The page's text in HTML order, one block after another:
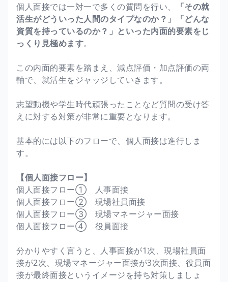
個人面接では一対一で多くの質問を行い、
「その就
活生がどういった人間のタイプなのか？」「どんな
資質を持っているのか？」といった内面的要素をじ
っくり見極めます。
この内面的要素を踏まえ、減点評価・加点評価の両
軸で、就活生をジャッジしていきます。
志望動機や学生時代頑張ったことなど質問の受け答
えに対する対策が非常に重要となります。
基本的には以下のフローで、個人面接は進行しま
す。
【個人面接フロー】
個人面接フロー① 人事面接
個人面接フロー② 現場社員面接
個人面接フロー③ 現場マネージャー面接
個人面接フロー④ 役員面接
分かりやすく言うと、人事面接が1次、現場社員面
接が2次、現場マネージャー面接が3次面接、役員面
接が最終面接というイメージを持ち対策しましょ